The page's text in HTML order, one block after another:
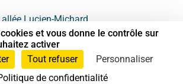
Lucien-Michard
Gargan
28 09
et vous donne le contrôle sur
activer
Tout refuser
Personnaliser
de confidentialité